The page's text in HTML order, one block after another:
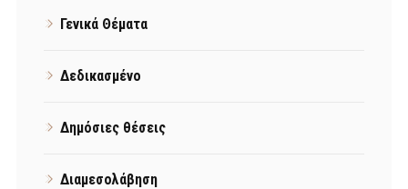
Γενικά Θέματα
Δεδικασμένο
Δημόσιες θέσεις
Διαμεσολάβηση